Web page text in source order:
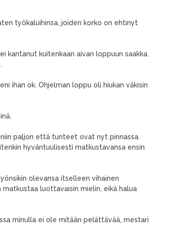
työkaluihinsa, joiden korko on ehtinyt
kantanut kuitenkaan aivan loppuun saakka.
ihan ok. Ohjelman loppu oli hiukan väkisin
paljon että tunteet ovat nyt pinnassa.
hyväntuulisesti matkustavansa ensin
olevansa itselleen vihainen
luottavaisin mielin, eikä halua
minulla ei ole mitään pelättävää, mestari